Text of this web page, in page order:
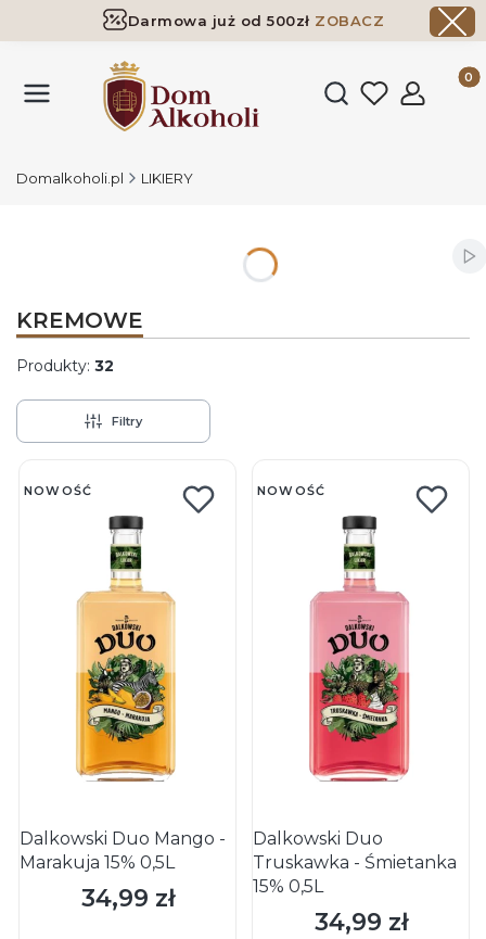
Darmowa już od 500zł ZOBACZ
Otwórz
Domalkoholi.pl LIKIERY
KREMOWE
Produkty: 32
Filtry
NOWOŚĆ
Dalkowski Duo Mango -
Marakuja 15% 0,5L
Cena
34,99 zł
NOWOŚĆ
Dalkowski Duo
Truskawka - Śmietanka
15% 0,5L
Cena
34,99 zł